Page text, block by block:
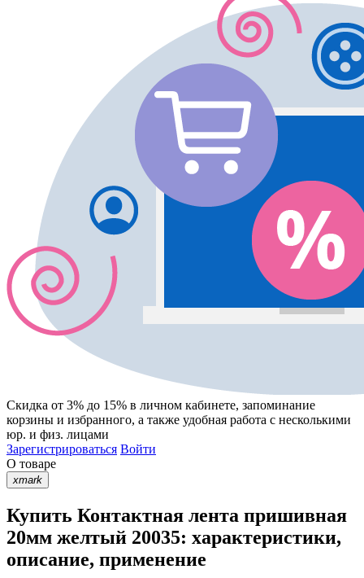
Скидка от 3% до 15% в личном кабинете, запоминание
корзины и избранного, а также удобная работа с несколькими
юр. и физ. лицами
Зарегистрироваться Войти
О товаре
xmark
Купить Контактная лента пришивная
20мм желтый 20035: характеристики,
описание, применение